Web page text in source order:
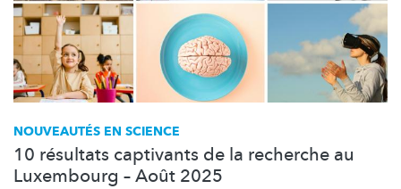
NOUVEAUTÉS EN SCIENCE
10 résultats captivants de la recherche au
Luxembourg – Août 2025